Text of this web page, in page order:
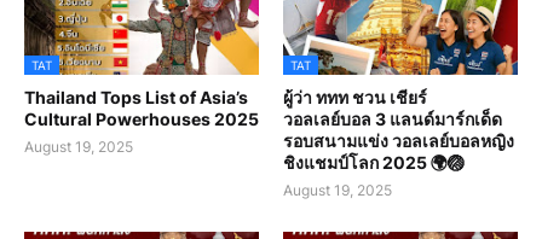
TAT
Thailand Tops List of Asia’s
Cultural Powerhouses 2025
August 19, 2025
TAT
ผู้ว่า ททท ชวน เชียร์
วอลเลย์บอล 3 แลนด์มาร์กเด็ด
รอบสนามแข่ง วอลเลย์บอลหญิง
ชิงแชมป์โลก 2025 🌍🏐
August 19, 2025